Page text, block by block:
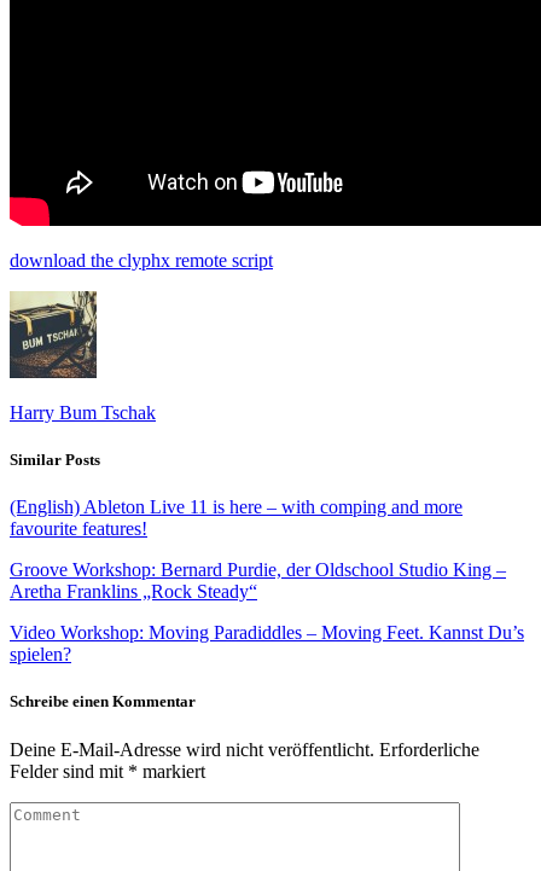
download the clyphx remote script
Harry Bum Tschak
Similar Posts
(English) Ableton Live 11 is here – with comping and more
favourite features!
Groove Workshop: Bernard Purdie, der Oldschool Studio King –
Aretha Franklins „Rock Steady“
Video Workshop: Moving Paradiddles – Moving Feet. Kannst Du’s
spielen?
Schreibe einen Kommentar
Deine E-Mail-Adresse wird nicht veröffentlicht. Erforderliche
Felder sind mit * markiert